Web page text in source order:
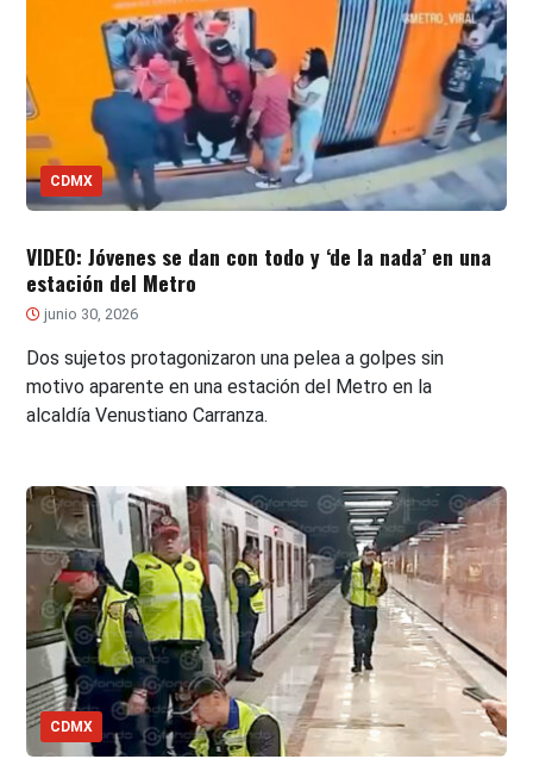
CDMX
VIDEO: Jóvenes se dan con todo y ‘de la nada’ en una
estación del Metro
junio 30, 2026
Dos sujetos protagonizaron una pelea a golpes sin
motivo aparente en una estación del Metro en la
alcaldía Venustiano Carranza.
CDMX